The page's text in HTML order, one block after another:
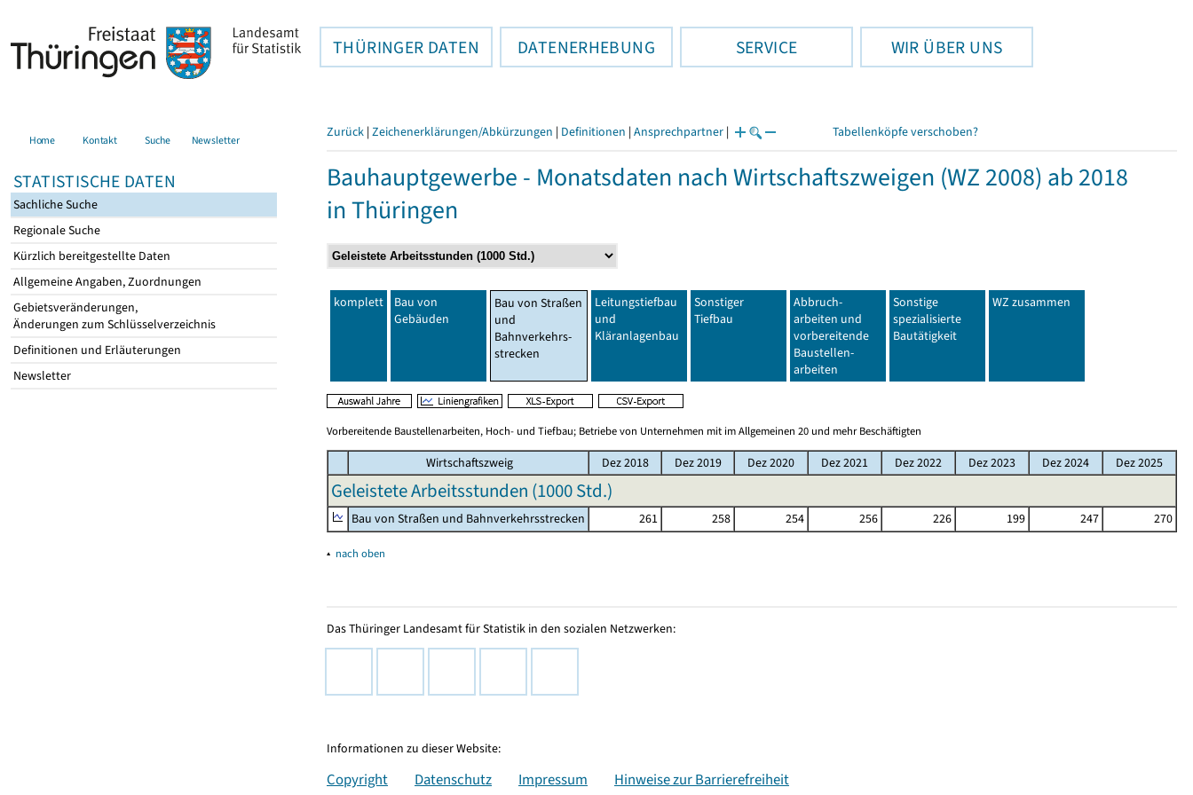
THÜRINGER DATEN DATENERHEBUNG SERVICE WIR ÜBER UNS
Home Kontakt Suche Newsletter
STATISTISCHE DATEN
Sachliche Suche
Regionale Suche
Kürzlich bereitgestellte Daten
Allgemeine Angaben, Zuordnungen
Gebietsveränderungen,
Änderungen zum Schlüsselverzeichnis
Definitionen und Erläuterungen
Newsletter
Zurück | Zeichenerklärungen/Abkürzungen | Definitionen | Ansprechpartner | Tabellenköpfe verschoben?
Bauhauptgewerbe - Monatsdaten nach Wirtschaftszweigen (WZ 2008) ab 2018
in Thüringen
komplett
Bau von
Gebäuden
Bau von Straßen
und
Bahnverkehrs-
strecken
Leitungstiefbau
und
Kläranlagenbau
Sonstiger
Tiefbau
Abbruch-
arbeiten und
vorbereitende
Baustellen-
arbeiten
Sonstige
spezialisierte
Bautätigkeit
WZ zusammen
Vorbereitende Baustellenarbeiten, Hoch- und Tiefbau; Betriebe von Unternehmen mit im Allgemeinen 20 und mehr Beschäftigten
Wirtschaftszweig Dez 2018 Dez 2019 Dez 2020 Dez 2021 Dez 2022 Dez 2023 Dez 2024 Dez 2025
Geleistete Arbeitsstunden (1000 Std.)
Bau von Straßen und Bahnverkehrsstrecken 261 258 254 256 226 199 247 270
▴ nach oben
Das Thüringer Landesamt für Statistik in den sozialen Netzwerken:
Informationen zu dieser Website:
Copyright Datenschutz Impressum Hinweise zur Barrierefreiheit